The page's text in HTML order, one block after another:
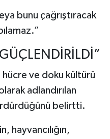
bunu çağrıştıracak
hücre ve doku kültürü
adlandırılan
belirtti.
hayvancılığın,